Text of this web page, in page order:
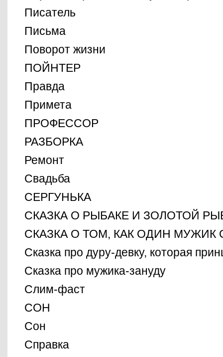
Писатель
Письма
Поворот жизни
ПОЙНТЕР
Правда
Примета
ПРОФЕССОР
РАЗБОРКА
Ремонт
Свадьба
СЕРГУНЬКА
СКАЗКА О РЫБАКЕ И ЗОЛОТОЙ
СКАЗКА О ТОМ, КАК ОДИН МУЖИК
Сказка про дуру-девку, которая
Сказка про мужика-зануду
Слим-фаст
СОН
Сон
Справка